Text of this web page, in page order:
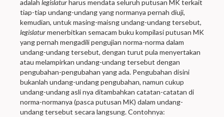
adalah legislaturharus mendata seluruh putusan MK terkait
tiap-tiap undang-undang yang normanya pernah diuji,
kemudian, untuk masing-maisng undang-undang tersebut,
legislaturmenerbitkan semacam buku kompilasi putusan MK
yang pernah mengadili pengujian norma-norma dalam
undang-undang tersebut, dengan turut pula menyertakan
atau melampirkan undang-undang tersebut dengan
pengubahan-pengubahan yang ada. Pengubahan disini
bukanlah undang-undang pengubahan, namun cukup
undang-undang asli nya ditambahkan catatan-catatan di
norma-normanya (pasca putusan MK) dalam undang-
undang tersebut secara langsung. Contohnya: